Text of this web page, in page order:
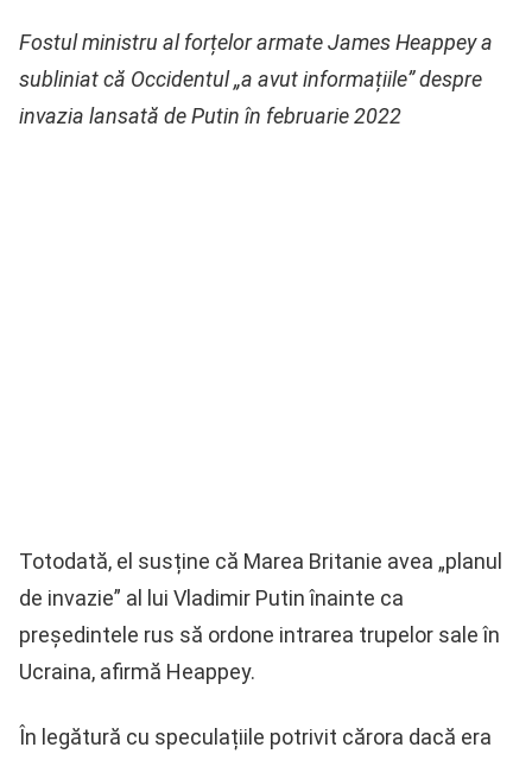
Fostul ministru al forțelor armate James Heappey a
subliniat că Occidentul „a avut informațiile” despre
invazia lansată de Putin în februarie 2022
Totodată, el susține că Marea Britanie avea „planul
de invazie” al lui Vladimir Putin înainte ca
președintele rus să ordone intrarea trupelor sale în
Ucraina, afirmă Heappey.
În legătură cu speculațiile potrivit cărora dacă era